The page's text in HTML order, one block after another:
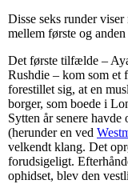
Disse seks runder
mellem første og
Det første tilfælde –
Rushdie – kom som et
forestillet sig, at en
borger, som boede i
Sytten år senere
(herunder en ved
velkendt klang. Det
forudsigeligt.
ophidset, blev den